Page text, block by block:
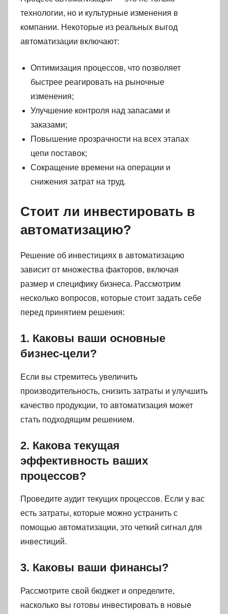
технологии, но и культурные изменения в
компании. Некоторые из реальных выгод
автоматизации включают:
Оптимизация процессов, что позволяет
быстрее реагировать на рыночные
изменения;
Улучшение контроля над запасами и
заказами;
Повышение прозрачности на всех этапах
цепи поставок;
Сокращение времени на операции и
снижения затрат на труд.
Стоит ли инвестировать в
автоматизацию?
Решение об инвестициях в автоматизацию
зависит от множества факторов, включая
размер и специфику бизнеса. Рассмотрим
несколько вопросов, которые стоит задать себе
перед принятием решения:
1. Каковы ваши основные
бизнес-цели?
Если вы стремитесь увеличить
производительность, снизить затраты и улучшить
качество продукции, то автоматизация может
стать подходящим решением.
2. Какова текущая
эффективность ваших
процессов?
Проведите аудит текущих процессов. Если у вас
есть затраты, которые можно устранить с
помощью автоматизации, это четкий сигнал для
инвестиций.
3. Каковы ваши финансы?
Рассмотрите свой бюджет и определите,
насколько вы готовы инвестировать в новые